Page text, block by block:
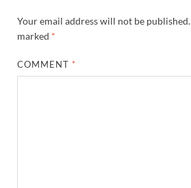
Your email address will not be published.
marked *
COMMENT *